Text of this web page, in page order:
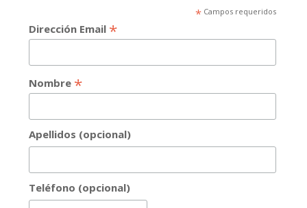
*Campos requeridos
Dirección Email *
Nombre *
Apellidos (opcional)
Teléfono (opcional)